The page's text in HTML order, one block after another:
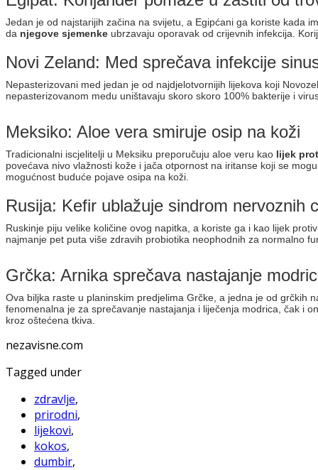
Jedan je od najstarijih začina na svijetu, a Egipćani ga koriste kada
da njegove sjemenke ubrzavaju oporavak od crijevnih infekcija.
Novi Zeland: Med sprečava infekcije
Nepasterizovani med jedan je od najdjelotvornijih lijekova koji
nepasterizovanom medu uništavaju skoro skoro 100% bakterije i
Meksiko: Aloe vera smiruje osip na koži
Tradicionalni iscjelitelji u Meksiku preporučuju aloe veru kao lijek
povećava nivo vlažnosti kože i jača otpornost na iritanse koji se
mogućnost buduće pojave osipa na koži.
Rusija: Kefir ublažuje sindrom nervoznih
Ruskinje piju velike količine ovog napitka, a koriste ga i kao lijek
najmanje pet puta više zdravih probiotika neophodnih za normalno
Grčka: Arnika sprečava nastajanje
Ova biljka raste u planinskim predjelima Grčke, a jedna je od grčkih
fenomenalna je za sprečavanje nastajanja i liječenja modrica, čak i
kroz oštećena tkiva.
nezavisne.com
Tagged under
zdravlje,
prirodni,
lijekovi,
kokos,
dumbir,